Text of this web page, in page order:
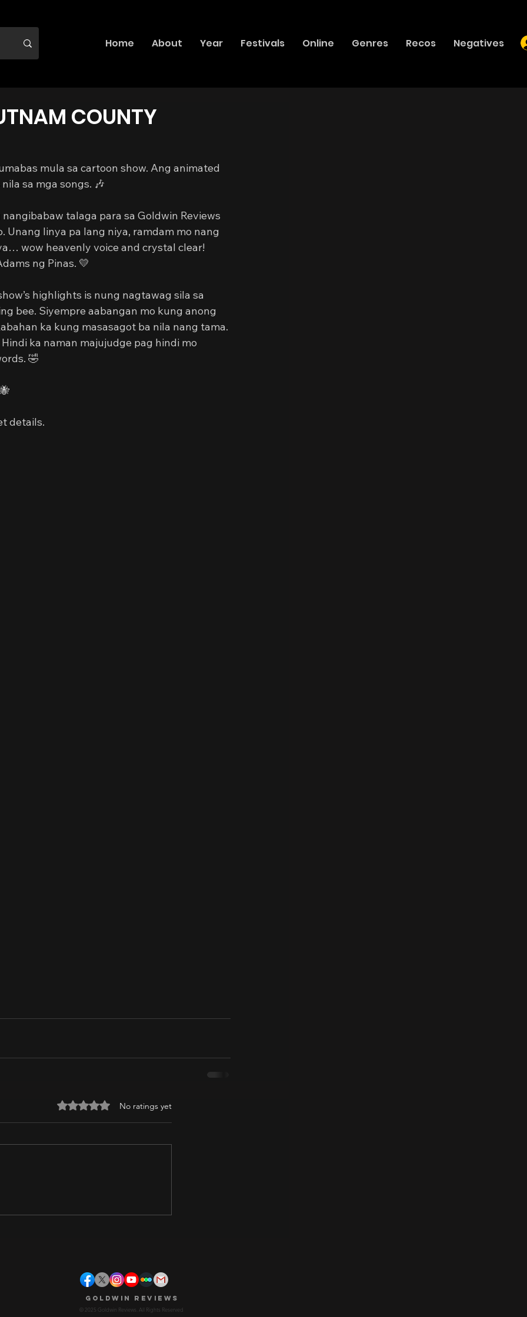
Home About Year Festivals Online Genres Recos Negatives
COUNTY
mula sa cartoon show. Ang animated
sa mga songs. 🎶
talaga para sa Goldwin Reviews
Unang linya pa lang niya, ramdam mo nang
wow heavenly voice and crystal clear!
ng Pinas. 💛
highlights is nung nagtawag sila sa
bee. Siyempre aabangan mo kung anong
ka kung masasagot ba nila nang tama.
ka naman majujudge pag hindi mo
🤣
details.
Rated 0 out of 5 stars.
No ratings yet
Goldwin Reviews
© 2025 Goldwin Reviews. All Rights Reserved